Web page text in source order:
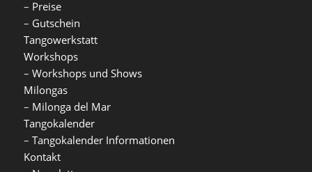
– Preise
– Gutschein
Tangowerkstatt
Workshops
– Workshops und Shows
Milongas
– Milonga del Mar
Tangokalender
– Tangokalender Informationen
Kontakt